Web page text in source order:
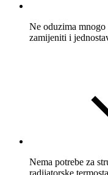
Ne oduzima mnogo
zamijeniti i
Nema potrebe za